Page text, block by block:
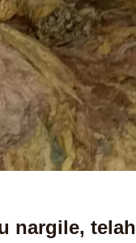
nargile, telah